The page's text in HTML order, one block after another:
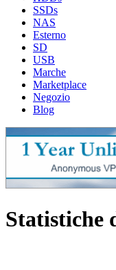
SSDs
NAS
Esterno
SD
USB
Marche
Marketplace
Negozio
Blog
Statistiche